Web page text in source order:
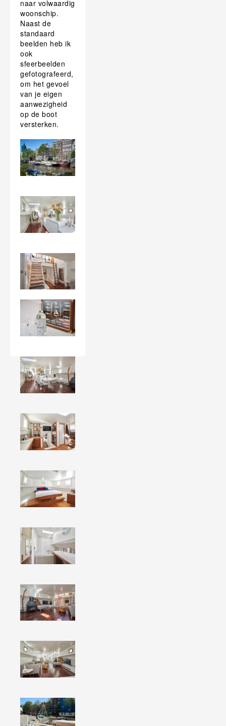
naar volwaardig
woonschip.
Naast de
standaard
beelden heb ik
ook
sfeerbeelden
gefotografeerd,
om het gevoel
van je eigen
aanwezigheid
op de boot
versterken.